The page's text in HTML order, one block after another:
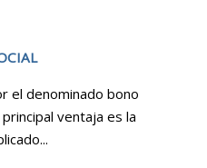
el denominado bono
ventaja es la
...